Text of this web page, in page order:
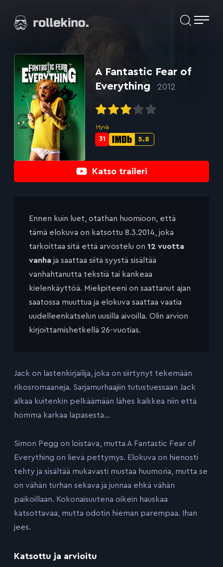
suoraan
Elokuvat ja elokuva-arviot | Rollekino.fi
lopputekstien
jälkeen.
Katso traileri
A Fantastic Fear of
Everything
2012
Hyvä
IMDb-
5.8
Metascore-
31
Ennen kuin luet, otathan huomioon, että
tämä elokuva on katsottu 8.3.2014, joka
tarkoittaa sitä että arvostelu on 12 vuotta
vanha ja saattaa siitä syystä sisältää
vanhahtanutta tekstiä tai kankeaa
kielenkäyttöä. Mielipiteeni on saattanut ajan
saatossa muuttua ja elokuva saattaa vaatia
uudelleenkatselun uusilla aivoilla. Olin arvion
kirjoittamishetkellä 26-vuotias.
Jack on lastenkirjailija, joka on siirtynyt tekemään
rikosromaaneja. Sarjamurhaajiin tutustuessaan Jack
alkaa kuitenkin pelkäämään lähes kaikkea niin että
homma karkaa lapasesta…
Simon Pegg on loistava, mutta A Fantastic Fear of
Everything on lievä pettymys. Elokuva on hienosti
tehty ja sisältää mukavasti mustaa huumoria, mutta se
on vähän turhan sekava ja junnaa ehkä vähän
paikoillaan. Kokonaisuutena oikein hauskaa
katsottavaa, mutta odotin hieman parempaa. Ihan
jees.
Katsottu ja arvioitu